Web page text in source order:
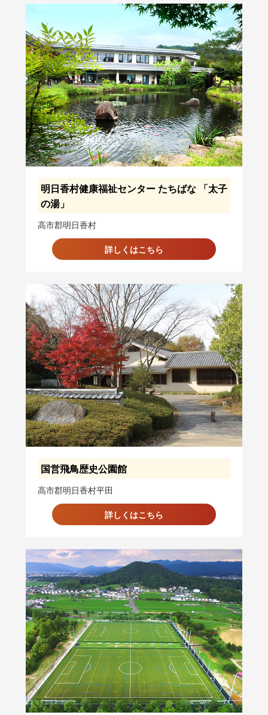
明日香村健康福祉センター たちばな 「太子
の湯」
高市郡明日香村
詳しくはこちら
国営飛鳥歴史公園館
高市郡明日香村平田
詳しくはこちら